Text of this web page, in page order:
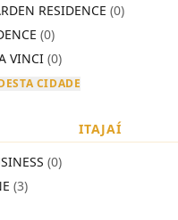
RESIDENCE (0)
(0)
VINCI (0)
CIDADE
ITAJAÍ
(0)
(3)